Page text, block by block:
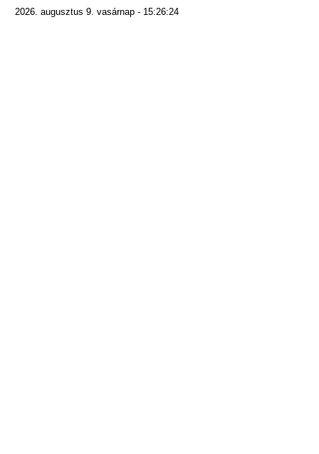
2026. augusztus 9. vasárnap - 15:26:24